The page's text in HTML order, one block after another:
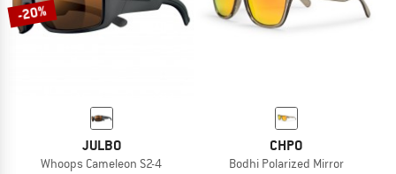
-20%
JULBO
Whoops Cameleon S2-4
CHPO
Bodhi Polarized Mirror